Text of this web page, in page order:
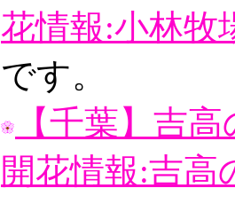
花情報:小林牧
です。
【千葉】吉
開花情報:吉高